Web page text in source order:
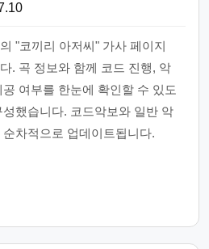
"코끼리 아저씨" 가사 페이지
. 곡 정보와 함께 코드 진행, 악
공 여부를 한눈에 확인할 수 있도
성했습니다. 코드악보와 일반 악
순차적으로 업데이트됩니다.